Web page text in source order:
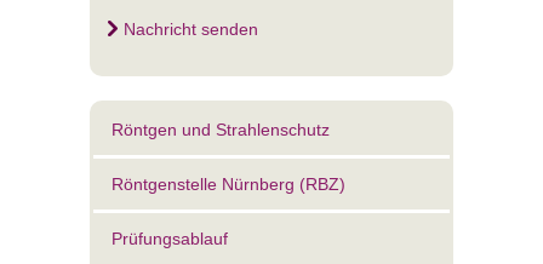
Nachricht senden
Röntgen und Strahlenschutz
Röntgenstelle Nürnberg (RBZ)
Prüfungsablauf